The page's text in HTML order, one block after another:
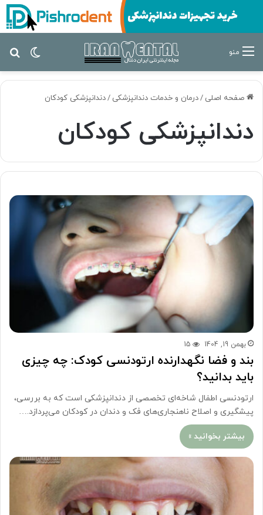
تغییر منو
صفحه اصلی /درمان‌ و خدمات دندانپزشکی /دندانپزشکی کودکان
دندانپزشکی کودکان
بهمن 19, 1404 15
بند و فضا نگهدارنده ارتودنسی کودک: چه چیزی
باید بدانید؟
ارتودنسی اطفال شاخه‌ای تخصصی از دندانپزشکی است که به بررسی،
پیشگیری و اصلاح ناهنجاری‌های فک و دندان در کودکان می‌پردازد.…
بیشتر بخوانید »